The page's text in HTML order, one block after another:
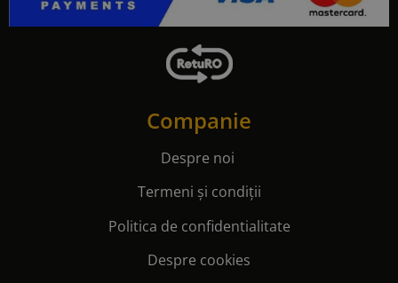
Companie
Despre noi
Termeni și condiții
Politica de confidentialitate
Despre cookies